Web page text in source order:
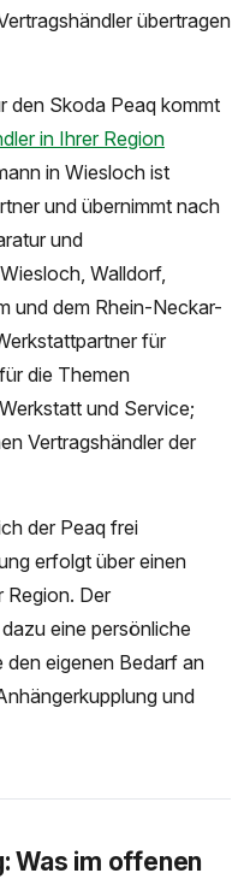
übertragen
den Skoda Peaq kommt
in Ihrer Region
in Wiesloch ist
und übernimmt nach
und
Walldorf,
und dem Rhein-Neckar-
für
die Themen
und Service;
Vertragshändler der
der Peaq frei
erfolgt über einen
Region. Der
eine persönliche
eigenen Bedarf an
und
Was im offenen